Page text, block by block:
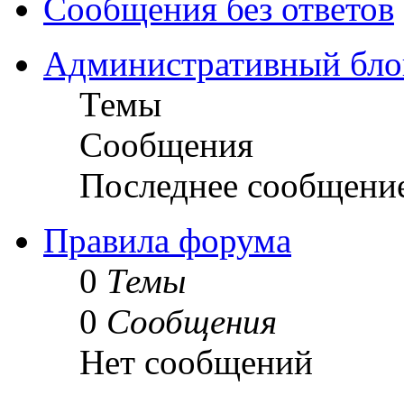
Сообщения без ответов
Административный
Темы
Сообщения
Последнее
Правила форума
0 Темы
0 Сообщения
Нет сообщений